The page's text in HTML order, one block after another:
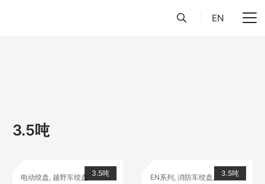
EN
3.5吨
3.5吨
电动绞盘, 越野车绞盘 3.5吨
EN系列,消防车绞盘,